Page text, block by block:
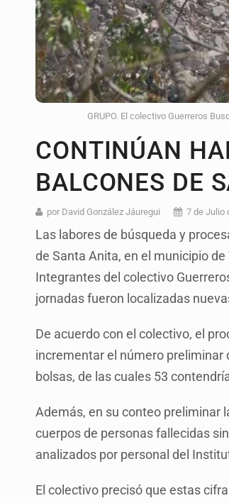
GRUPO. El colectivo Guerreros
CONTINÚAN
BALCONES DE
por David González Jáuregui 7 de Julio
Las labores de búsqueda y
de Santa Anita, en el municipio
Integrantes del colectivo
jornadas fueron localizadas
De acuerdo con el colectivo, el
incrementar el número preliminar
bolsas, de las cuales 53
Además, en su conteo preliminar
cuerpos de personas fallecidas
analizados por personal del
El colectivo precisó que estas